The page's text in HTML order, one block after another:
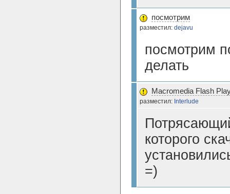
посмотрим
разместил: dejavu
посмотрим
делать
Macromedia Flash
разместил: Interlude
которого
=)